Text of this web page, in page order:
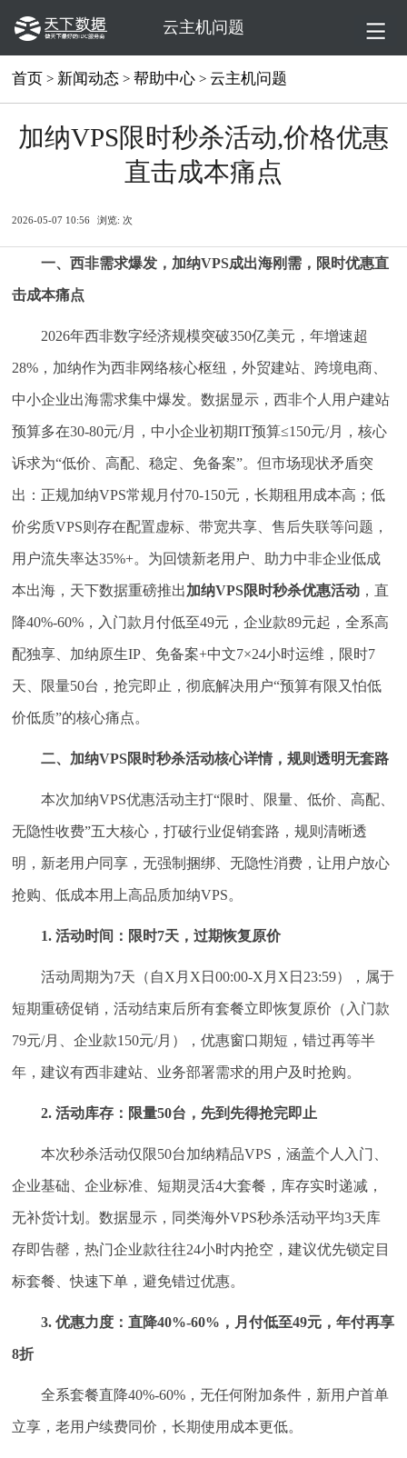
云主机问题
首页 > 新闻动态 >帮助中心 > 云主机问题
加纳VPS限时秒杀活动,价格优惠
直击成本痛点
2026-05-07 10:56 浏览: 次
一、西非需求爆发，加纳VPS成出海刚需，限时优惠直
击成本痛点
2026年西非数字经济规模突破350亿美元，年增速超
28%，加纳作为西非网络核心枢纽，外贸建站、跨境电商、
中小企业出海需求集中爆发。数据显示，西非个人用户建站
预算多在30-80元/月，中小企业初期IT预算≤150元/月，核心
诉求为“低价、高配、稳定、免备案”。但市场现状矛盾突
出：正规加纳VPS常规月付70-150元，长期租用成本高；低
价劣质VPS则存在配置虚标、带宽共享、售后失联等问题，
用户流失率达35%+。为回馈新老用户、助力中非企业低成
本出海，天下数据重磅推出加纳VPS限时秒杀优惠活动 ，直
降40%-60%，入门款月付低至49元，企业款89元起，全系高
配独享、加纳原生IP、免备案+中文7×24小时运维，限时7
天、限量50台，抢完即止，彻底解决用户“预算有限又怕低
价低质”的核心痛点。
二、加纳VPS限时秒杀活动核心详情，规则透明无套路
本次加纳VPS优惠活动主打“限时、限量、低价、高配、
无隐性收费”五大核心，打破行业促销套路，规则清晰透
明，新老用户同享，无强制捆绑、无隐性消费，让用户放心
抢购、低成本用上高品质加纳VPS。
1. 活动时间：限时7天，过期恢复原价
活动周期为7天（自X月X日00:00-X月X日23:59），属于
短期重磅促销，活动结束后所有套餐立即恢复原价（入门款
79元/月、企业款150元/月），优惠窗口期短，错过再等半
年，建议有西非建站、业务部署需求的用户及时抢购。
2. 活动库存：限量50台，先到先得抢完即止
本次秒杀活动仅限50台加纳精品VPS，涵盖个人入门、
企业基础、企业标准、短期灵活4大套餐，库存实时递减，
无补货计划。数据显示，同类海外VPS秒杀活动平均3天库
存即告罄，热门企业款往往24小时内抢空，建议优先锁定目
标套餐、快速下单，避免错过优惠。
3. 优惠力度：直降40%-60%，月付低至49元，年付再享
8折
全系套餐直降40%-60%，无任何附加条件，新用户首单
立享，老用户续费同价，长期使用成本更低。